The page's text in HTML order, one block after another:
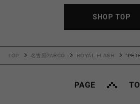
SHOP TOP
TOP 名古屋PARCO ROYAL FLASH